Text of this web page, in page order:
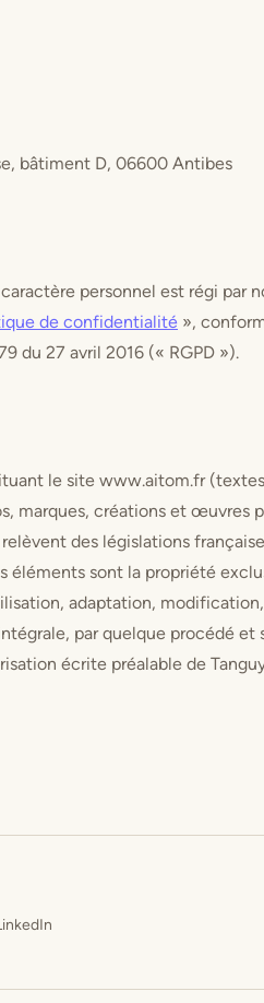
bâtiment D, 06600 Antibes
personnel est régi par
de confidentialité »,
du 27 avril 2016 (« RGPD »).
le site www.aitom.fr
marques, créations et œuvres
des législations
sont la propriété
adaptation,
par quelque procédé et
écrite préalable de